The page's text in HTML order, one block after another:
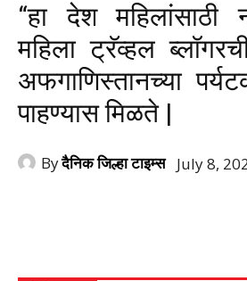
“हा देश महिलांसाठी
महिला ट्रॅव्हल
अफगाणिस्तानच्या
पाहण्यास मिळते |
Byदैनिक जिल्हा टाइम्स July 8,